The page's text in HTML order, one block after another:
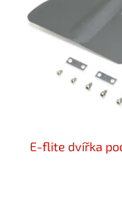
E-flite dvířka